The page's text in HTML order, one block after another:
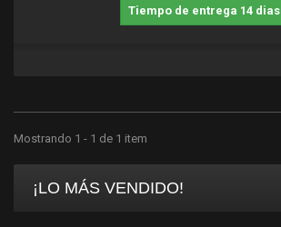
Tiempo de entrega 14 dias
Mostrando 1 - 1 de 1 item
¡LO MÁS VENDIDO!